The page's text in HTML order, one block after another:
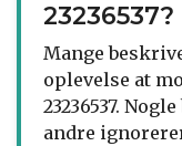
23236537?
Mange
oplevelse at
23236537.
andre